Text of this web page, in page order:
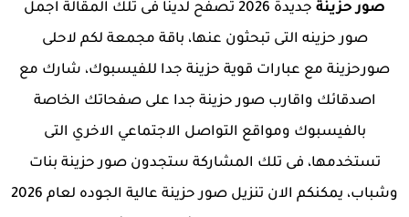
صور حزينة
جديدة 2026 تصفح لدينا فى تلك المقالة اجمل
صور حزينه التى تبحثون عنها، باقة مجمعة لكم لاحلى
صورحزينة مع عبارات قوية حزينة جدا للفيسبوك، شارك مع
اصدقائك واقارب صور حزينة جدا على صفحاتك الخاصة
بالفيسبوك ومواقع التواصل الاجتماعي الاخري التى
تستخدمها، فى تلك المشاركة ستجدون صور حزينة بنات
وشباب، يمكنكم الان تنزيل صور حزينة عالية الجوده لعام 2026